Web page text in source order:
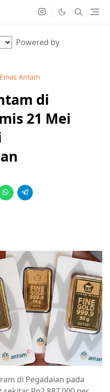
Powered by
Emas Antam
di
21 Mei
di Pegadaian pada